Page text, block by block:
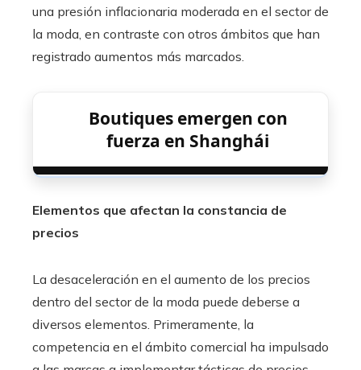
una presión inflacionaria moderada en el sector de
la moda, en contraste con otros ámbitos que han
registrado aumentos más marcados.
Boutiques emergen con
fuerza en Shanghái
Elementos que afectan la constancia de
precios
La desaceleración en el aumento de los precios
dentro del sector de la moda puede deberse a
diversos elementos. Primeramente, la
competencia en el ámbito comercial ha impulsado